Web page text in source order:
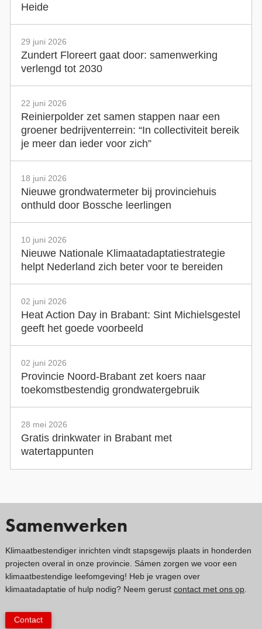
Heide
29 juni 2026
Zundert Floreert gaat door: samenwerking
verlengd tot 2030
22 juni 2026
Reinierpolder zet samen stappen naar een
groener bedrijventerrein: “In collectiviteit bereik
je meer dan ieder voor zich”
18 juni 2026
Nieuwe grondwatermeter bij provinciehuis
onthuld door Bossche leerlingen
10 juni 2026
Nieuwe Nationale Klimaatadaptatiestrategie
helpt Nederland zich beter voor te bereiden
02 juni 2026
Heat Action Day in Brabant: Sint Michielsgestel
geeft het goede voorbeeld
02 juni 2026
Provincie Noord-Brabant zet koers naar
toekomstbestendig grondwatergebruik
28 mei 2026
Gratis drinkwater in Brabant met
watertappunten
Samenwerken
Klimaatbestendiger inrichten vindt stapsgewijs plaats in honderden
projecten overal in onze provincie. Sámen zorgen we voor een
klimaatbestendige leefomgeving! Heb je vragen over
klimaatadaptatie of hulp nodig? Neem gerust contact met ons op.
Contact